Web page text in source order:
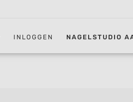
INLOGGEN NAGELSTUDIO